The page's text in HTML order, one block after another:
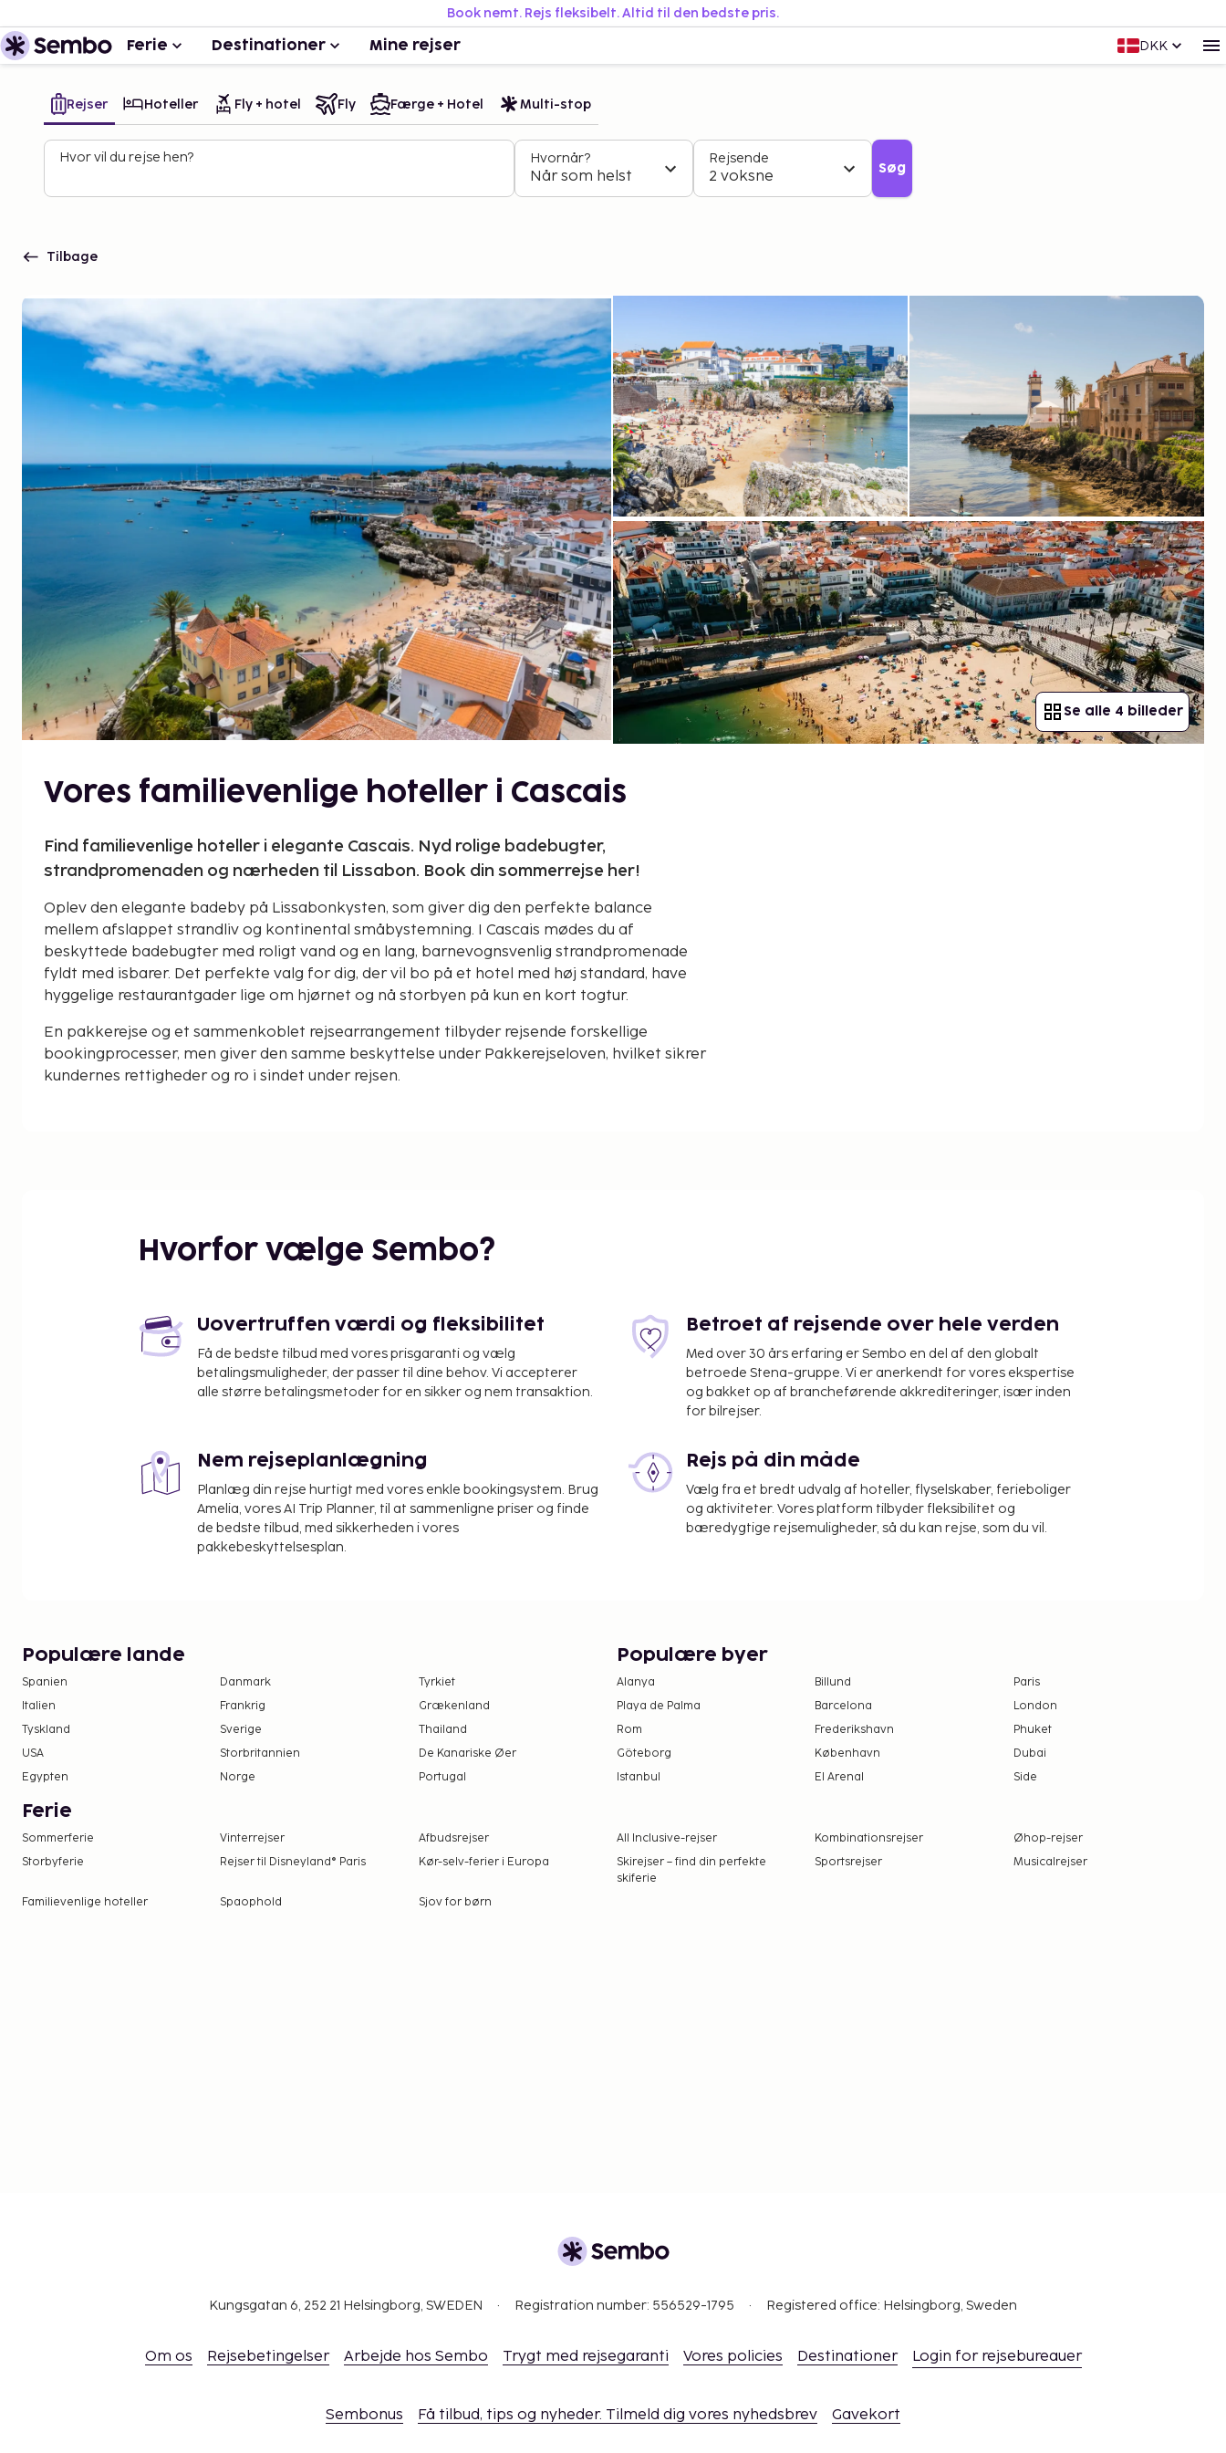
Book nemt. Rejs fleksibelt. Altid til den bedste pris.
Ferie Destinationer Mine rejser DKK
Rejser Hoteller Fly + hotel Fly Færge + Hotel Multi-stop
Hvor vil du rejse hen? Hvornår?
Når som helst
Rejsende
2 voksne Søg
Tilbage
Se alle 4 billeder
Vores familievenlige hoteller i Cascais
Find familievenlige hoteller i elegante Cascais. Nyd rolige badebugter,
strandpromenaden og nærheden til Lissabon. Book din sommerrejse her!
Oplev den elegante badeby på Lissabonkysten, som giver dig den perfekte balance
mellem afslappet strandliv og kontinental småbystemning. I Cascais mødes du af
beskyttede badebugter med roligt vand og en lang, barnevognsvenlig strandpromenade
fyldt med isbarer. Det perfekte valg for dig, der vil bo på et hotel med høj standard, have
hyggelige restaurantgader lige om hjørnet og nå storbyen på kun en kort togtur.
En pakkerejse og et sammenkoblet rejsearrangement tilbyder rejsende forskellige
bookingprocesser, men giver den samme beskyttelse under Pakkerejseloven, hvilket sikrer
kundernes rettigheder og ro i sindet under rejsen.
Hvorfor vælge Sembo?
Uovertruffen værdi og fleksibilitet
Få de bedste tilbud med vores prisgaranti og vælg
betalingsmuligheder, der passer til dine behov. Vi accepterer
alle større betalingsmetoder for en sikker og nem transaktion.
Betroet af rejsende over hele verden
Med over 30 års erfaring er Sembo en del af den globalt
betroede Stena-gruppe. Vi er anerkendt for vores ekspertise
og bakket op af brancheførende akkrediteringer, især inden
for bilrejser.
Nem rejseplanlægning
Planlæg din rejse hurtigt med vores enkle bookingsystem. Brug
Amelia, vores AI Trip Planner, til at sammenligne priser og finde
de bedste tilbud, med sikkerheden i vores
pakkebeskyttelsesplan.
Rejs på din måde
Vælg fra et bredt udvalg af hoteller, flyselskaber, ferieboliger
og aktiviteter. Vores platform tilbyder fleksibilitet og
bæredygtige rejsemuligheder, så du kan rejse, som du vil.
Populære lande
Spanien Danmark
Tyrkiet
Italien
Frankrig
Grækenland
Tyskland
Sverige
Thailand
USA
Storbritannien
De Kanariske Øer
Egypten
Norge Portugal
Populære byer
Alanya Billund
Paris
Playa de Palma
Barcelona
London
Rom
Frederikshavn
Phuket
Göteborg
København
Dubai
Istanbul
El Arenal Side
Ferie
Sommerferie Vinterrejser Afbudsrejser All Inclusive-rejser Kombinationsrejser
Øhop-rejser
Storbyferie
Rejser til Disneyland® Paris Kør-selv-ferier i Europa
Skirejser – find din perfekte
skiferie
Sportsrejser Musicalrejser
Familievenlige hoteller Spaophold Sjov for børn
Kungsgatan 6, 252 21 Helsingborg, SWEDEN Registration number: 556529-1795 Registered office: Helsingborg, Sweden
Om os Rejsebetingelser Arbejde hos Sembo Trygt med rejsegaranti Vores policies Destinationer Login for rejsebureauer
Sembonus Få tilbud, tips og nyheder. Tilmeld dig vores nyhedsbrev Gavekort